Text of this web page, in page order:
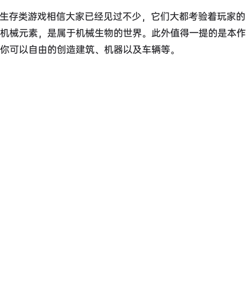
存类游戏相信大家已经见过不少，它们大都考验着玩家的
械元素，是属于机械生物的世界。此外值得一提的是本作
以自由的创造建筑、机器以及车辆等。